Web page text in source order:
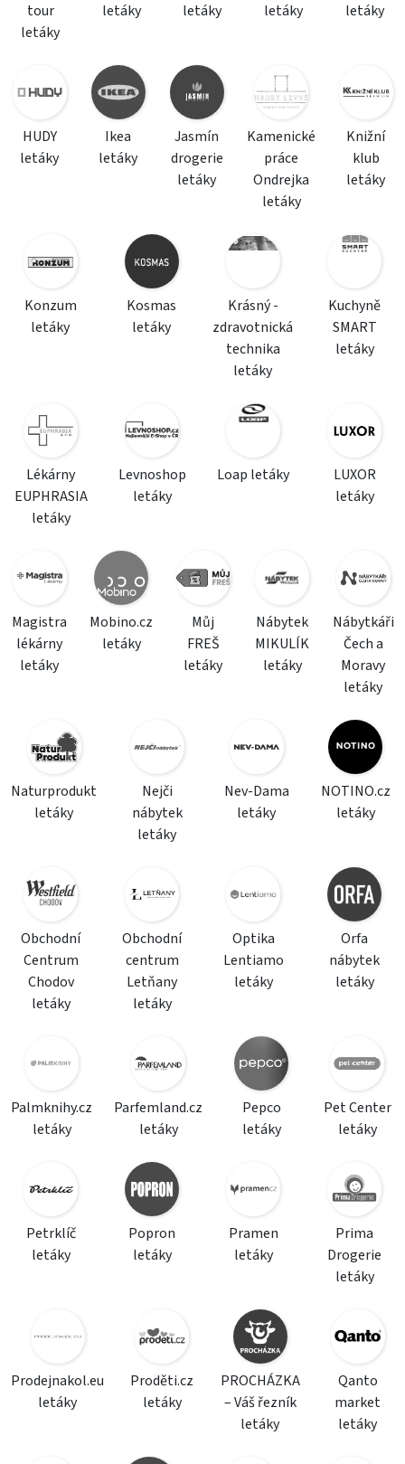
tour
letáky
letáky
letáky
letáky
letáky
HUDY
letáky
Ikea
letáky
Jasmín
drogerie
letáky
Kamenické
práce
Ondrejka
letáky
Knižní
klub
letáky
Konzum
letáky
Kosmas
letáky
Krásný -
zdravotnická
technika
letáky
Kuchyně
SMART
letáky
Lékárny
EUPHRASIA
letáky
Levnoshop
letáky
Loap letáky
LUXOR
letáky
Magistra
lékárny
letáky
Mobino.cz
letáky
Můj
FREŠ
letáky
Nábytek
MIKULÍK
letáky
Nábytkáři
Čech a
Moravy
letáky
Naturprodukt
letáky
Nejči
nábytek
letáky
Nev-Dama
letáky
NOTINO.cz
letáky
Obchodní
Centrum
Chodov
letáky
Obchodní
centrum
Letňany
letáky
Optika
Lentiamo
letáky
Orfa
nábytek
letáky
Palmknihy.cz
letáky
Parfemland.cz
letáky
Pepco
letáky
Pet Center
letáky
Petrklíč
letáky
Popron
letáky
Pramen
letáky
Prima
Drogerie
letáky
Prodejnakol.eu
letáky
Proděti.cz
letáky
PROCHÁZKA
– Váš řezník
letáky
Qanto
market
letáky